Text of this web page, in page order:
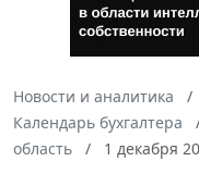
Новости и аналитика
Календарь бухгалтера
область
1 декабря